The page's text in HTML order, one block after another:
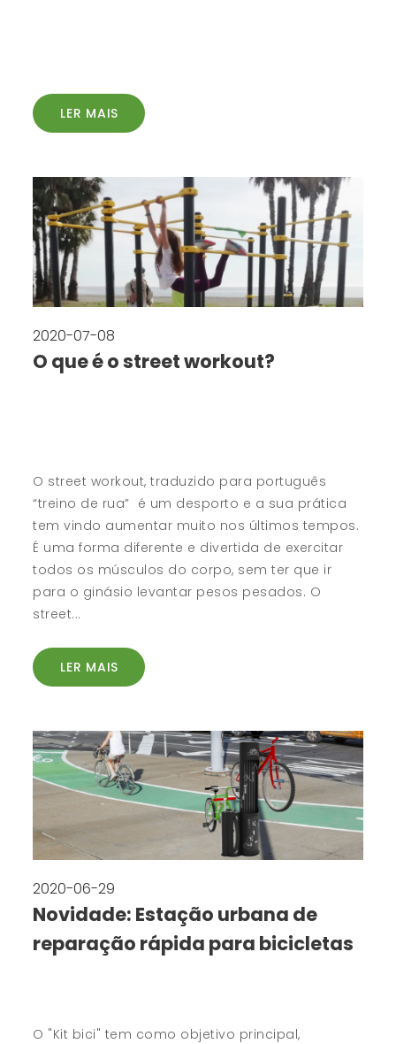
LER MAIS
2020-07-08
O que é o street workout?
O street workout, traduzido para português
“treino de rua” é um desporto e a sua prática
tem vindo aumentar muito nos últimos tempos.
É uma forma diferente e divertida de exercitar
todos os músculos do corpo, sem ter que ir
para o ginásio levantar pesos pesados. O
street...
LER MAIS
2020-06-29
Novidade: Estação urbana de
reparação rápida para bicicletas
O "Kit bici" tem como objetivo principal,